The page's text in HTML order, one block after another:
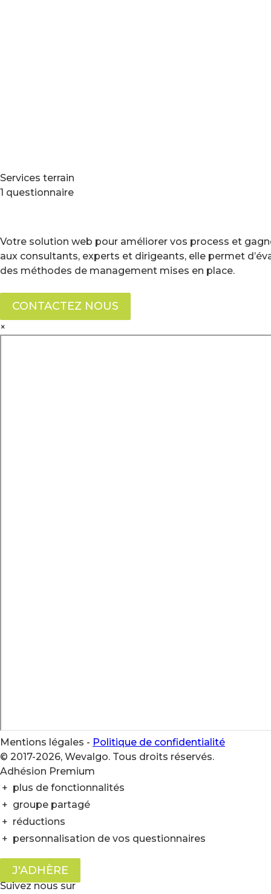
Services terrain
1 questionnaire
Votre solution web pour améliorer vos process et
aux consultants, experts et dirigeants, elle permet
des méthodes de management mises en place.
CONTACTEZ NOUS
×
Mentions légales - Politique de confidentialité
© 2017-2026, Wevalgo. Tous droits réservés.
Adhésion Premium
+ plus de fonctionnalités
+ groupe partagé
+ réductions
+ personnalisation de vos questionnaires
J'ADHÈRE
Suivez nous sur